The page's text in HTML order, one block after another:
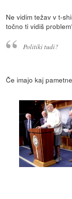
Ne vidim težav v t-
točno ti vidiš
Politiki tudi?
Če imajo kaj